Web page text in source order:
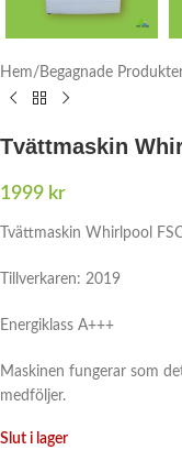
Hem Begagnade
Tvättmaskin
1999 kr
Tvättmaskin Whirlpool
Tillverkaren: 2019
Energiklass A+++
Maskinen fungerar som
medföljer.
Slut i lager